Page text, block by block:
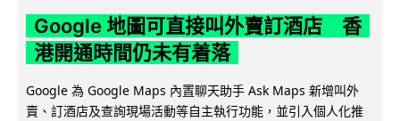
Google 地圖可直接叫外賣訂酒店 香
港開通時間仍未有着落
Google 為 Google Maps 內置聊天助手 Ask Maps 新增叫外
賣、訂酒店及查詢現場活動等自主執行功能，並引入個人化推